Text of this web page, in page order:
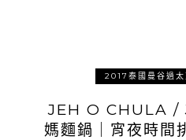
2017泰國曼谷過太
JEH O CHULA /
媽麵鍋｜宵夜時間